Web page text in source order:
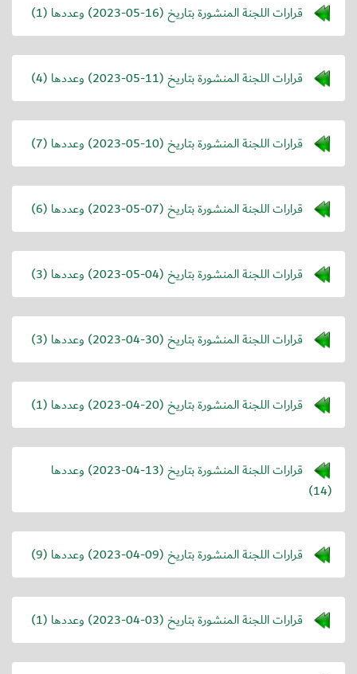
قرارات اللجنة المنشورة بتاريخ (2023-05-16) وعددها (1)
قرارات اللجنة المنشورة بتاريخ (2023-05-11) وعددها (4)
قرارات اللجنة المنشورة بتاريخ (2023-05-10) وعددها (7)
قرارات اللجنة المنشورة بتاريخ (2023-05-07) وعددها (6)
قرارات اللجنة المنشورة بتاريخ (2023-05-04) وعددها (3)
قرارات اللجنة المنشورة بتاريخ (2023-04-30) وعددها (3)
قرارات اللجنة المنشورة بتاريخ (2023-04-20) وعددها (1)
قرارات اللجنة المنشورة بتاريخ (2023-04-13) وعددها
(14)
قرارات اللجنة المنشورة بتاريخ (2023-04-09) وعددها (9)
قرارات اللجنة المنشورة بتاريخ (2023-04-03) وعددها (1)